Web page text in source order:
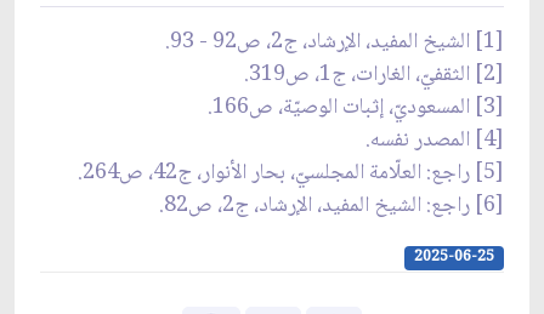
[1] الشيخ المفيد، الإرشاد، ج2، ص92 - 93.
[2] الثقفيّ، الغارات، ج‏1، ص319.
[3] المسعوديّ، إثبات الوصيّة، ص166.
[4] المصدر نفسه.
[5] راجع: العلّامة المجلسيّ، بحار الأنوار، ج42، ص264.
[6] راجع: الشيخ المفيد، الإرشاد، ج2، ص82.
2025-06-25